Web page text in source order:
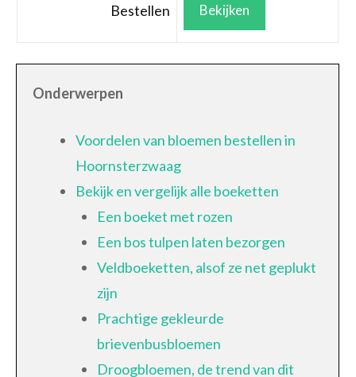
Bestellen Bekijken
Onderwerpen
Voordelen van bloemen bestellen in
Hoornsterzwaag
Bekijk en vergelijk alle boeketten
Een boeket met rozen
Een bos tulpen laten bezorgen
Veldboeketten, alsof ze net geplukt
zijn
Prachtige gekleurde
brievenbusbloemen
Droogbloemen, de trend van dit